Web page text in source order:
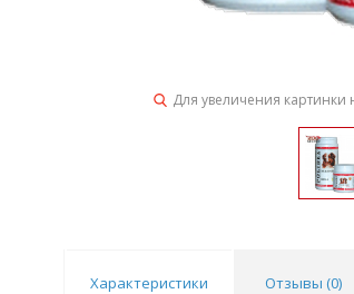
Для увеличения
Характеристики Отзывы (0)